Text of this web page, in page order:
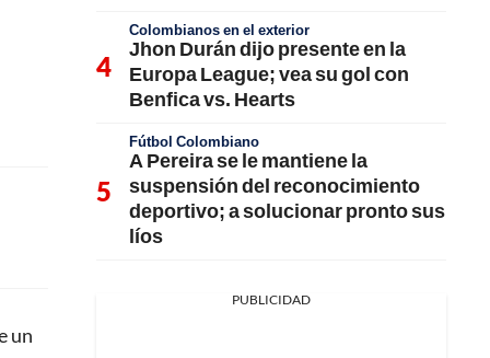
un
Colombianos en el exterior
Jhon Durán dijo presente en la
Europa League; vea su gol con
Benfica vs. Hearts
Fútbol Colombiano
A Pereira se le mantiene la
suspensión del reconocimiento
deportivo; a solucionar pronto sus
líos
PUBLICIDAD